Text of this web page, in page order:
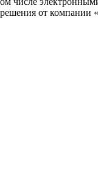
от компании